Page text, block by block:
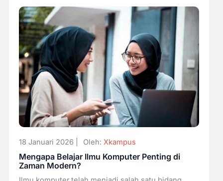
18 Januari 2026 | Oleh: Xkampus
Mengapa Belajar Ilmu Komputer Penting di
Zaman Modern?